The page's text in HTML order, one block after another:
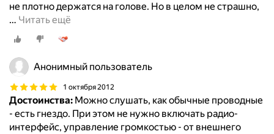
не плотно держатся на голове. Но в целом не страшно,
… Читать ещё
Анонимный пользователь
1 октября 2012
Достоинства: Можно слушать, как обычные проводные
- есть гнездо. При этом не нужно включать радио-
интерфейс, управление громкостью - от внешнего